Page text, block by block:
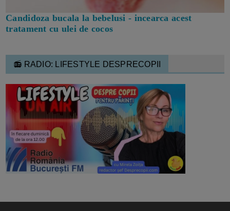
Candidoza bucala la bebelusi - incearca acest
tratament cu ulei de cocos
📻 RADIO: LIFESTYLE DESPRECOPII